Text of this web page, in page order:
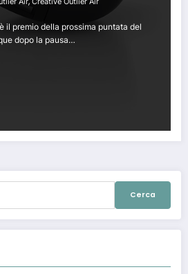
il premio della prossima puntata del
dopo la pausa…